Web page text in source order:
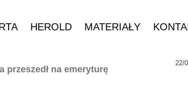
22/
przeszedł na emeryturę
HEROLD MATERIAŁY